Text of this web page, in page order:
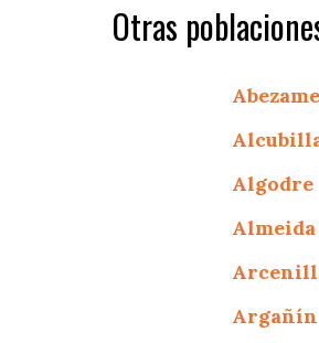
Otras
Algodre
Almeida
Argañín